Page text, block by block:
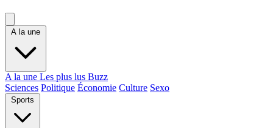
A la une
A la une Les plus lus Buzz
Sciences Politique Économie Culture Sexo
Sports